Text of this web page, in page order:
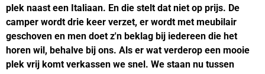
plek naast een Italiaan. En die stelt dat niet op prijs. De
camper wordt drie keer verzet, er wordt met meubilair
geschoven en men doet z'n beklag bij iedereen die het
horen wil, behalve bij ons. Als er wat verderop een mooie
plek vrij komt verkassen we snel. We staan nu tussen